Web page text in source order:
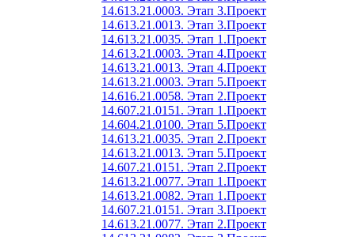
14.613.21.0003. Этап 3.Проект
14.613.21.0013. Этап 3.Проект
14.613.21.0035. Этап 1.Проект
14.613.21.0003. Этап 4.Проект
14.613.21.0013. Этап 4.Проект
14.613.21.0003. Этап 5.Проект
14.616.21.0058. Этап 2.Проект
14.607.21.0151. Этап 1.Проект
14.604.21.0100. Этап 5.Проект
14.613.21.0035. Этап 2.Проект
14.613.21.0013. Этап 5.Проект
14.607.21.0151. Этап 2.Проект
14.613.21.0077. Этап 1.Проект
14.613.21.0082. Этап 1.Проект
14.607.21.0151. Этап 3.Проект
14.613.21.0077. Этап 2.Проект